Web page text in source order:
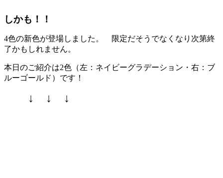
しかも！！
4色の新色が登場しました。 限定だそうでなくなり次第終
了かもしれません。
本日のご紹介は2色（左：ネイビーグラデーション・右：ブ
ルーゴールド）です！
↓ ↓ ↓